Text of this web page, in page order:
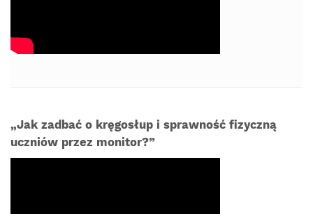
„Jak zadbać o kręgosłup i sprawność fizyczną
uczniów przez monitor?”